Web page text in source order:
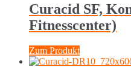
Curacid SF,
Fitnesscenter)
Zum Produkt